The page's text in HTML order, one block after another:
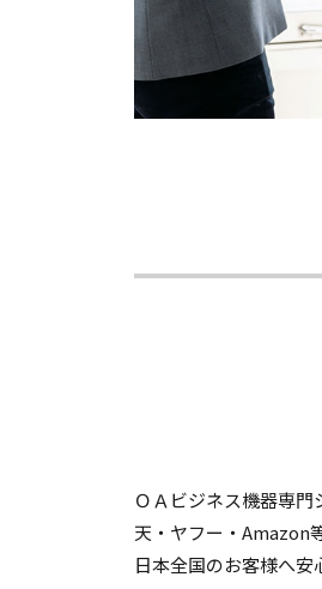
ＯＡビジネス機器専
天・ヤフー・Amazon
日本全国のお客様へ安